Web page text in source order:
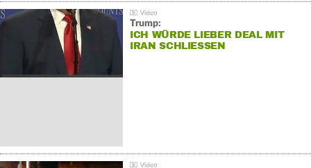
Trump:
ICH WÜRDE LIEBER DEAL MIT
IRAN SCHLIESSEN